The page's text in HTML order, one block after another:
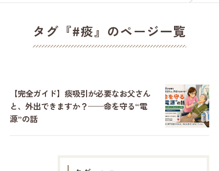
タグ『#痰』のページ一覧
【完全ガイド】痰吸引が必要なお父さん
と、外出できますか？——命を守る“電
源”の話